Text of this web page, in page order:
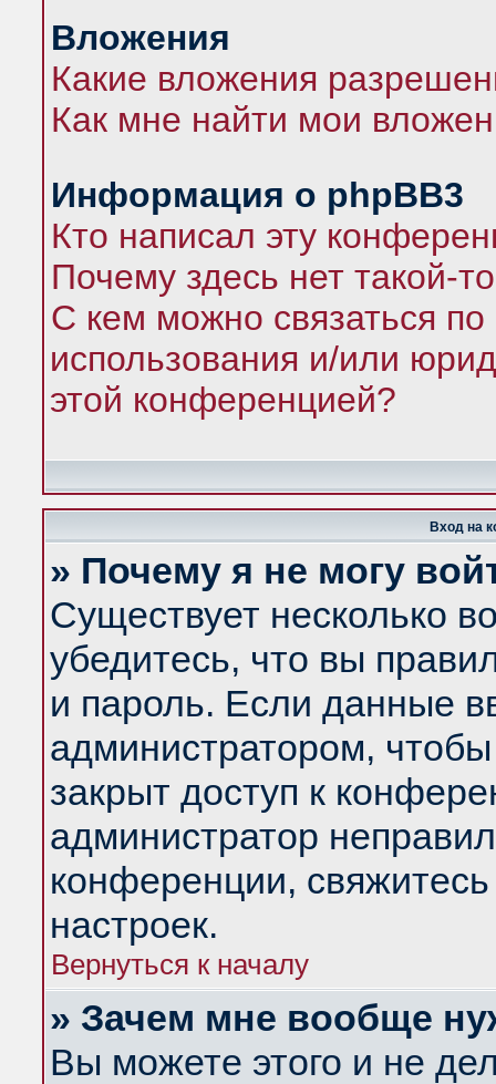
Вложения
Какие вложения
Как мне найти мои
Информация о phpBB3
Кто написал эту
Почему здесь нет такой-
С кем можно связаться по
использования и/или
этой конференцией?
Вход на
» Почему я не могу
Существует несколько
убедитесь, что вы
и пароль. Если данные
администратором,
закрыт доступ к
администратор
конференции,
настроек.
Вернуться к началу
» Зачем мне вообще
Вы можете этого и не